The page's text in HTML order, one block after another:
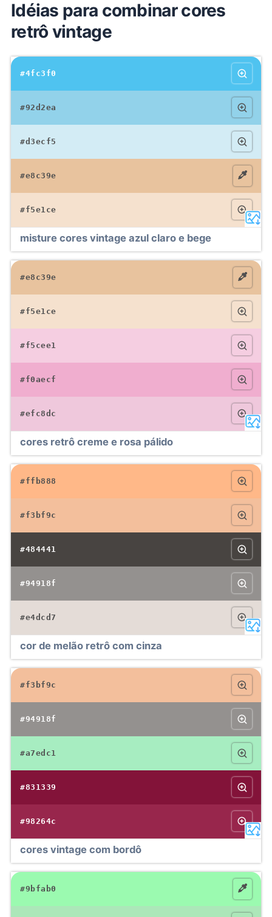
Idéias para combinar cores
retrô vintage
#4fc3f0
#92d2ea
#d3ecf5
#e8c39e
#f5e1ce
misture cores vintage azul claro e bege
#e8c39e
#f5e1ce
#f5cee1
#f0aecf
#efc8dc
cores retrô creme e rosa pálido
#ffb888
#f3bf9c
#484441
#94918f
#e4dcd7
cor de melão retrô com cinza
#f3bf9c
#94918f
#a7edc1
#831339
#98264c
cores vintage com bordô
#9bfab0